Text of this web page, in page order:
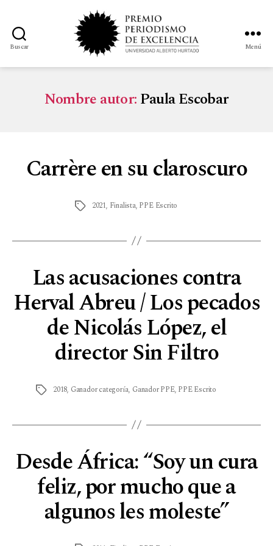
Buscar Menú
Nombre autor:Paula Escobar
Carrère en su claroscuro
2021, Finalista, PPE Escrito
Las acusaciones contra
Herval Abreu / Los pecados
de Nicolás López, el
director Sin Filtro
2018, Ganador categoría, Ganador PPE, PPE Escrito
Desde África: “Soy un cura
feliz, por mucho que a
algunos les moleste”